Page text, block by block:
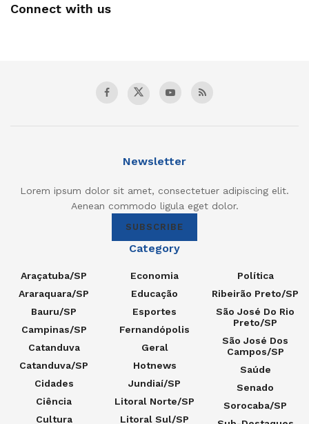
Connect with us
Newsletter
Lorem ipsum dolor sit amet, consectetuer adipiscing elit.
Aenean commodo ligula eget dolor.
SUBSCRIBE
Category
Araçatuba/SP
Araraquara/SP
Bauru/SP
Campinas/SP
Catanduva
Catanduva/SP
Cidades
Ciência
Cultura
Economia
Educação
Esportes
Fernandópolis
Geral
Hotnews
Jundiaí/SP
Litoral Norte/SP
Litoral Sul/SP
Política
Ribeirão Preto/SP
São José Do Rio
Preto/SP
São José Dos
Campos/SP
Saúde
Senado
Sorocaba/SP